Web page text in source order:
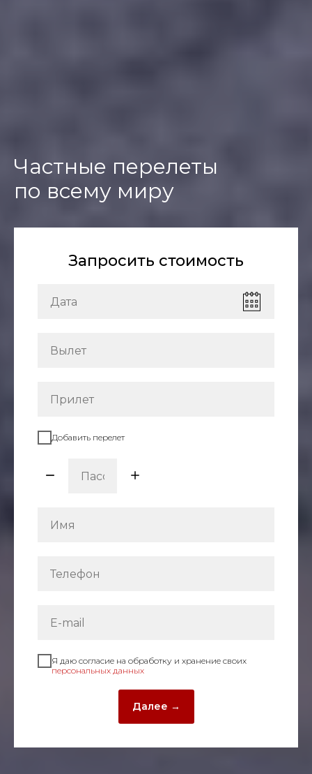
Частные перелеты
по всему миру
Запросить стоимость
Добавить перелет
Я даю согласие на обработку и хранение своих
персональных данных
Далее →